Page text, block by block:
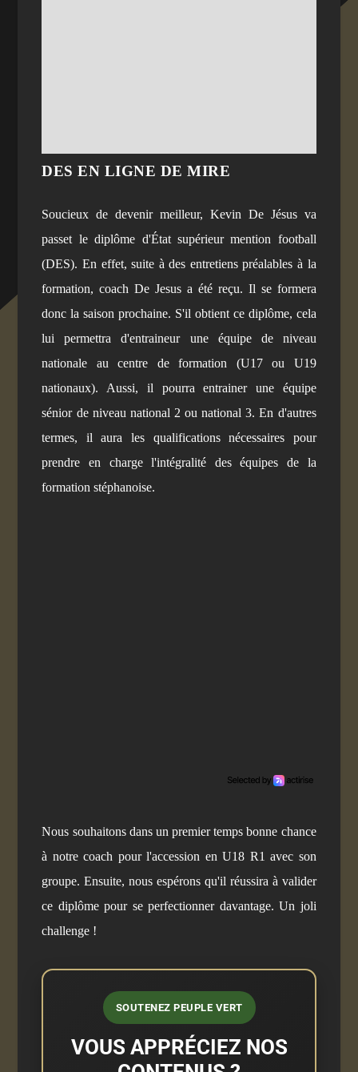
DES EN LIGNE DE MIRE
Soucieux de devenir meilleur, Kevin De Jésus va
passet le diplôme d'État supérieur mention football
(DES). En effet, suite à des entretiens préalables à la
formation, coach De Jesus a été reçu. Il se formera
donc la saison prochaine. S'il obtient ce diplôme, cela
lui permettra d'entraineur une équipe de niveau
nationale au centre de formation (U17 ou U19
nationaux). Aussi, il pourra entrainer une équipe
sénior de niveau national 2 ou national 3. En d'autres
termes, il aura les qualifications nécessaires pour
prendre en charge l'intégralité des équipes de la
formation stéphanoise.
Nous souhaitons dans un premier temps bonne chance
à notre coach pour l'accession en U18 R1 avec son
groupe. Ensuite, nous espérons qu'il réussira à valider
ce diplôme pour se perfectionner davantage. Un joli
challenge !
SOUTENEZ PEUPLE VERT
VOUS APPRÉCIEZ NOS